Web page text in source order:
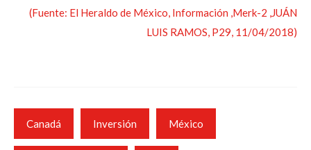
(Fuente: El Heraldo de México, Información ,Merk-2 ,JUÁN
LUIS RAMOS, P29, 11/04/2018)
Canadá Inversión México